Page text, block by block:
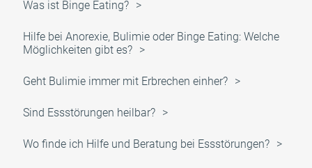
Was ist Binge Eating?
Hilfe bei Anorexie, Bulimie oder Binge Eating: Welche
Möglichkeiten gibt es?
Geht Bulimie immer mit Erbrechen einher?
Sind Essstörungen heilbar?
Wo finde ich Hilfe und Beratung bei Essstörungen?